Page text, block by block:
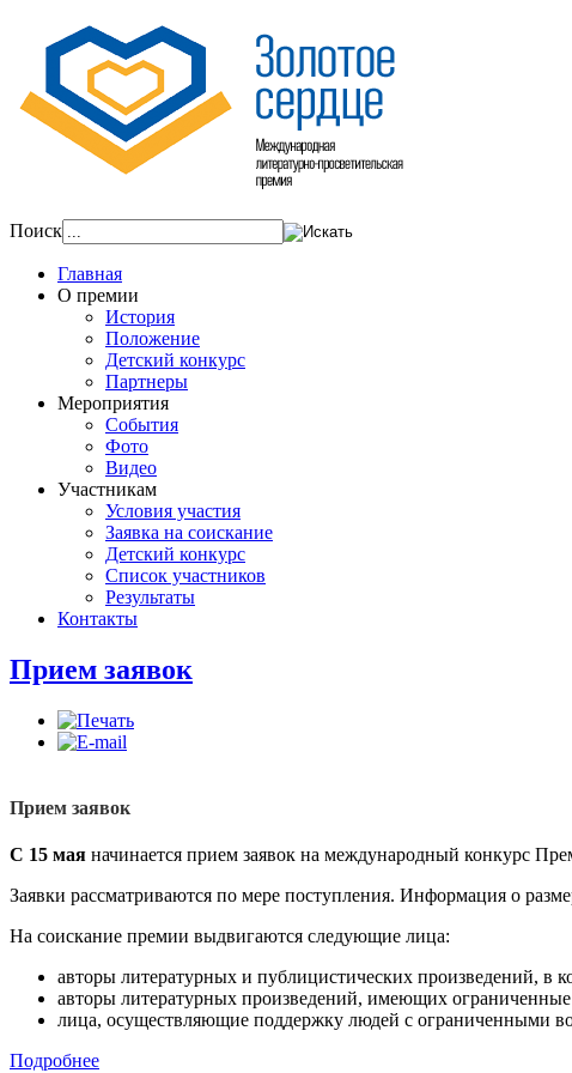
Поиск
Главная
О премии
История
Положение
Детский конкурс
Партнеры
Мероприятия
События
Фото
Видео
Участникам
Условия участия
Заявка на соискание
Детский конкурс
Список участников
Результаты
Контакты
Прием заявок
Прием заявок
С 15 мая начинается прием заявок на международный конкурс
Заявки рассматриваются по мере поступления. Информация о
На соискание премии выдвигаются следующие лица:
авторы литературных и публицистических произведений, в
авторы литературных произведений, имеющих ограниченные
лица, осуществляющие поддержку людей с ограниченными
Подробнее